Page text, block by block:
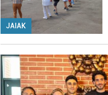
JAIAK